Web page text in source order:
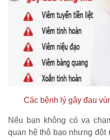
Các bệnh lý gây đau
Nếu bạn không có va
quan hệ thô bạo nhưng đột